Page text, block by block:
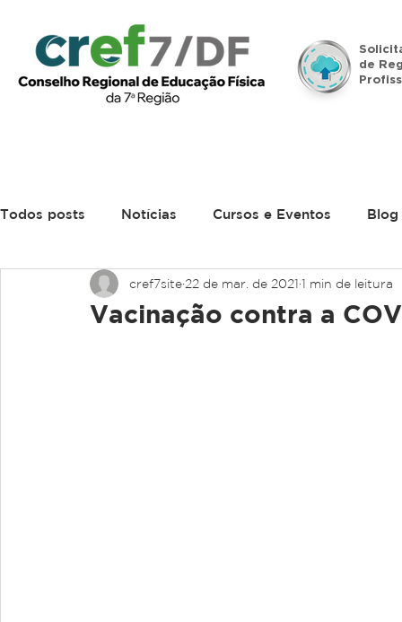
de
Todos posts Notícias Cursos e Eventos Blog
Vacinação contra a
cref7site 22 de mar. de 2021 1 min de leitura